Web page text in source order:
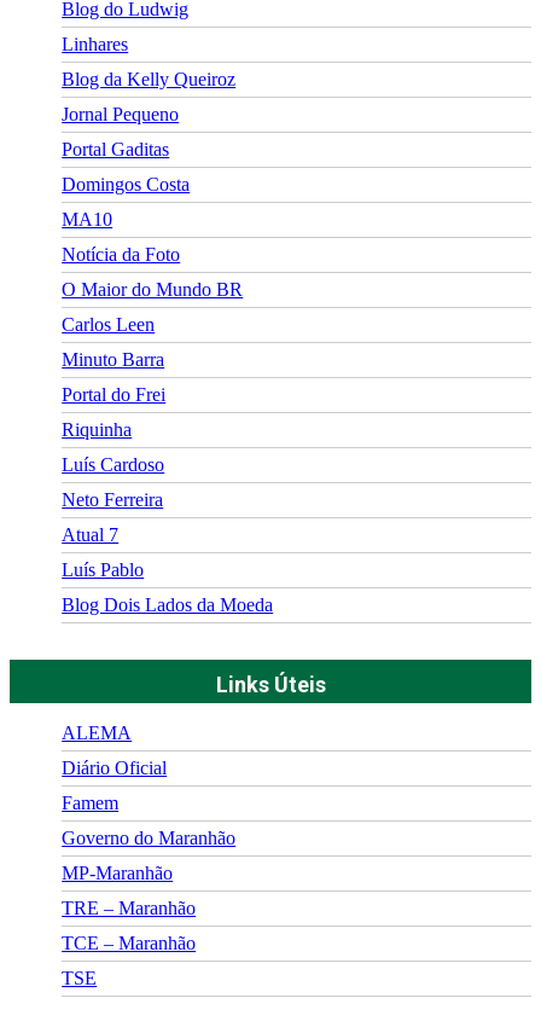
Blog do Ludwig
Linhares
Blog da Kelly Queiroz
Jornal Pequeno
Portal Gaditas
Domingos Costa
MA10
Notícia da Foto
O Maior do Mundo BR
Carlos Leen
Minuto Barra
Portal do Frei
Riquinha
Luís Cardoso
Neto Ferreira
Atual 7
Luís Pablo
Blog Dois Lados da Moeda
Links Úteis
ALEMA
Diário Oficial
Famem
Governo do Maranhão
MP-Maranhão
TRE – Maranhão
TCE – Maranhão
TSE